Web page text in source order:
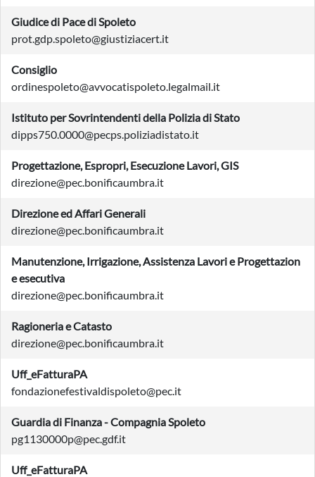
Giudice di Pace di Spoleto
prot.gdp.spoleto@giustiziacert.it
Consiglio
ordinespoleto@avvocatispoleto.legalmail.it
Istituto per Sovrintendenti della Polizia di Stato
dipps750.0000@pecps.poliziadistato.it
Progettazione, Espropri, Esecuzione Lavori, GIS
direzione@pec.bonificaumbra.it
Direzione ed Affari Generali
direzione@pec.bonificaumbra.it
Manutenzione, Irrigazione, Assistenza Lavori e Progettazion
e esecutiva
direzione@pec.bonificaumbra.it
Ragioneria e Catasto
direzione@pec.bonificaumbra.it
Uff_eFatturaPA
fondazionefestivaldispoleto@pec.it
Guardia di Finanza - Compagnia Spoleto
pg1130000p@pec.gdf.it
Uff_eFatturaPA